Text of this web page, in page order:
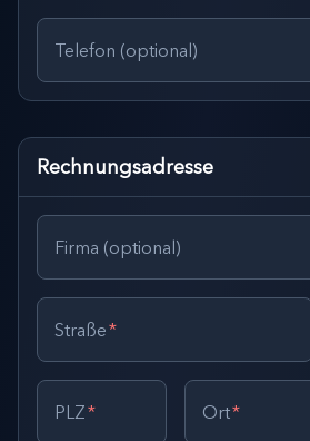
Telefon (optional)
Rechnungsadresse
Firma (optional)
Straße*
PLZ* Ort*